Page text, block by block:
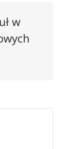
w